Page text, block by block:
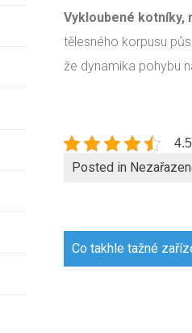
Vykloubené kotníky,
tělesného korpusu
že dynamika pohybu
Posted in
Co takhle tažné